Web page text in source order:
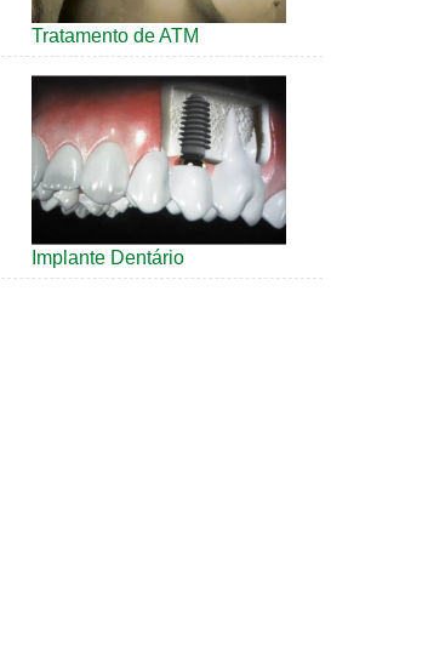
Tratamento de ATM
Implante Dentário